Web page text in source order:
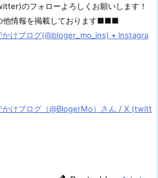
のフォローよろしくお願いします！
他情報を掲載しております■■■
かけブログ(@bloger_mo_ins) • Instagra
かけブログ（@BlogerMo）さん / X (twitt